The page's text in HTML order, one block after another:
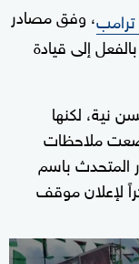
ترامب، وفق مصادر
إلى قيادة
نية، لكنها
ملاحظات
المتحدث باسم
لإعلان موقف
0